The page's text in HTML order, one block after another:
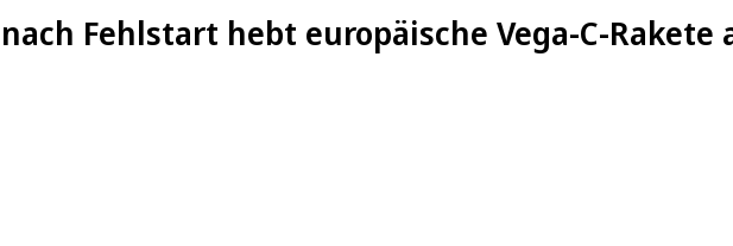
Fehlstart hebt europäische Vega-C-Rakete